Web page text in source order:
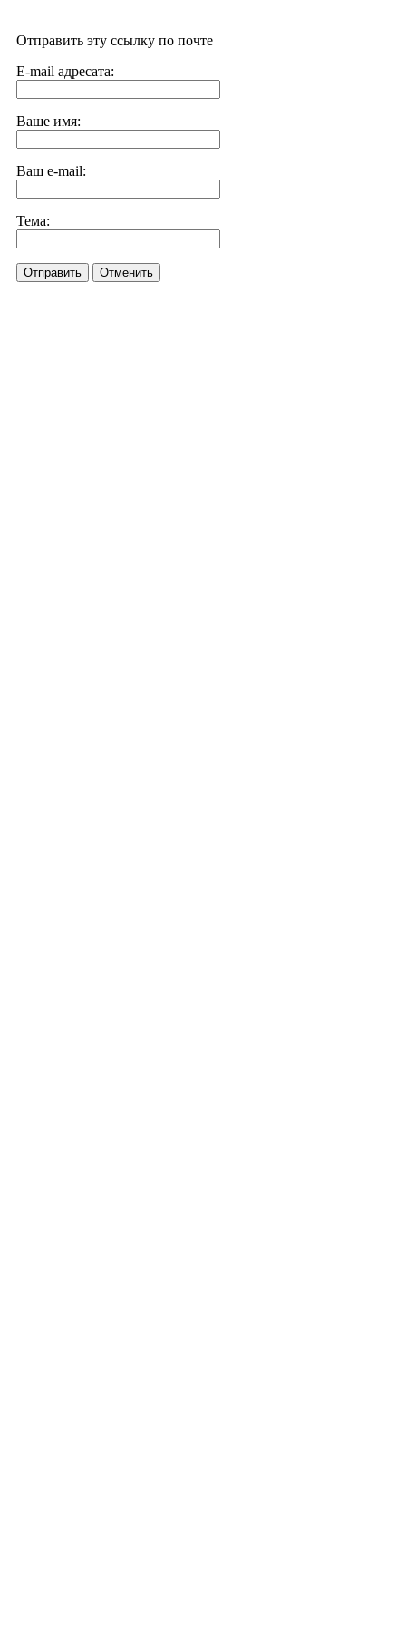
Отправить эту ссылку по почте
E-mail адресата:
Ваше имя:
Ваш e-mail:
Тема:
Отправить Отменить